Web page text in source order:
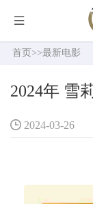
首页 >>最新电影
2024年 雪
2024-03-26